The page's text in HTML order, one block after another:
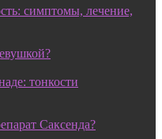
симптомы, лечение,
тонкости
Саксенда?